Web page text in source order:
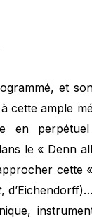
et
cette ample
en perpétuel
le « Denn
cette
,